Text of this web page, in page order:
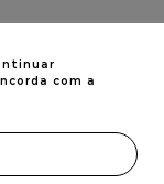
| CNPJ:
com a